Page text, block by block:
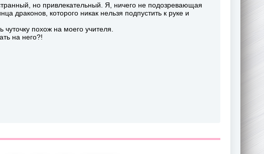
но привлекательный. Я, ничего не подозревающая
драконов, которого никак нельзя подпустить к руке и
похож на моего учителя.
на него?!